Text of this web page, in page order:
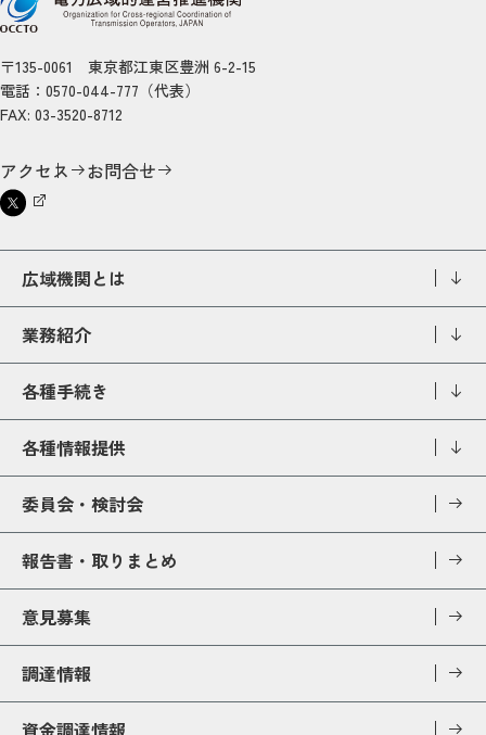
〒135-0061 東京都江東区豊洲 6-2-15
電話：0570-044-777（代表）
FAX: 03-3520-8712
アクセス お問合せ
広域機関とは
業務紹介
各種手続き
各種情報提供
委員会・検討会
報告書・取りまとめ
意見募集
調達情報
資金調達情報